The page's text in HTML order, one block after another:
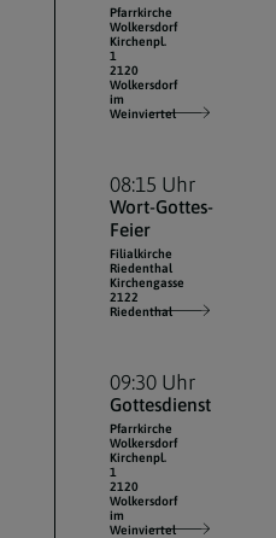
Pfarrkirche
Wolkersdorf
Kirchenpl.
1
2120
Wolkersdorf
im
Weinviertel
08:15 Uhr
Wort-Gottes-
Feier
Filialkirche
Riedenthal
Kirchengasse
2122
Riedenthal
09:30 Uhr
Gottesdienst
Pfarrkirche
Wolkersdorf
Kirchenpl.
1
2120
Wolkersdorf
im
Weinviertel